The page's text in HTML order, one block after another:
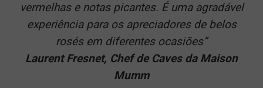
vermelhas e notas picantes. É uma agradável
experiência para os apreciadores de belos
rosés em diferentes ocasiões”
Laurent Fresnet, Chef de Caves da Maison
Mumm